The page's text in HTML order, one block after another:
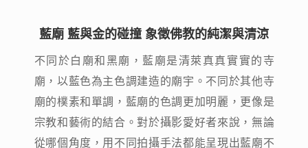
藍廟 藍與金的碰撞 象徵佛教的純潔與清涼
不同於白廟和黑廟，藍廟是清萊真真實實的寺
廟，以藍色為主色調建造的廟宇。不同於其他寺
廟的樸素和單調，藍廟的色調更加明麗，更像是
宗教和藝術的結合。對於攝影愛好者來說，無論
從哪個角度，用不同拍攝手法都能呈現出藍廟不
藍廟 藍與金的碰撞 象徵佛教的純潔與清涼
不同於白廟和黑廟，藍廟是清萊真真實實的寺
廟，以藍色為主色調建造的廟宇。不同於其他寺
廟的樸素和單調，藍廟的色調更加明麗，更像是
宗教和藝術的結合。對於攝影愛好者來說，無論
從哪個角度，用不同拍攝手法都能呈現出藍廟不